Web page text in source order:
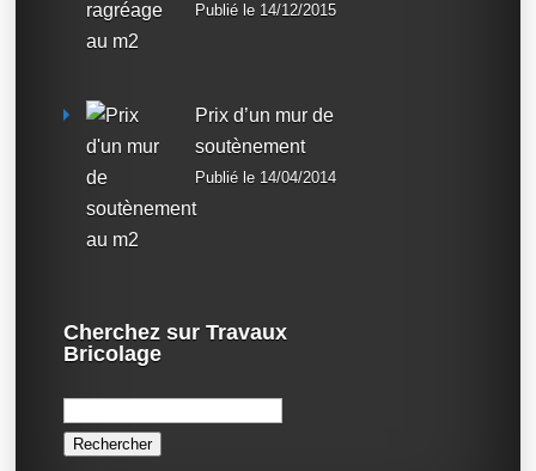
Publié le 14/12/2015
Prix d’un mur de
soutènement
Publié le 14/04/2014
Cherchez sur Travaux
Bricolage
Rechercher :